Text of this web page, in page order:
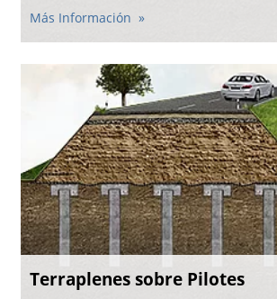
Más Información
Terraplenes sobre Pilotes